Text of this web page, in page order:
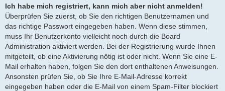
Ich habe mich registriert, kann mich aber nicht anmelden!
Überprüfen Sie zuerst, ob Sie den richtigen Benutzernamen und
das richtige Passwort eingegeben haben. Wenn diese stimmen,
muss Ihr Benutzerkonto vielleicht noch durch die Board
Administration aktiviert werden. Bei der Registrierung wurde Ihnen
mitgeteilt, ob eine Aktivierung nötig ist oder nicht. Wenn Sie eine E-
Mail erhalten haben, folgen Sie den dort enthaltenen Anweisungen.
Ansonsten prüfen Sie, ob Sie Ihre E-Mail-Adresse korrekt
eingegeben haben oder die E-Mail von einem Spam-Filter blockiert